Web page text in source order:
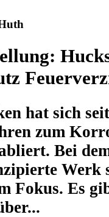
hat sich
zum
Bei
Werk
Fokus. Es